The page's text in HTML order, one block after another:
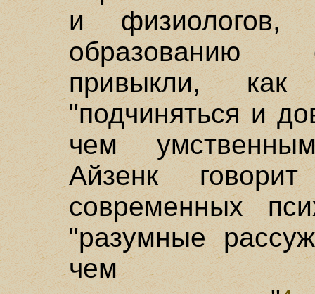
и физиологов,
образованию
привыкли,
"подчиняться и
чем
Айзенк
современных
"разумные
чем